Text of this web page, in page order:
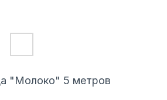
"Молоко" 5 метров